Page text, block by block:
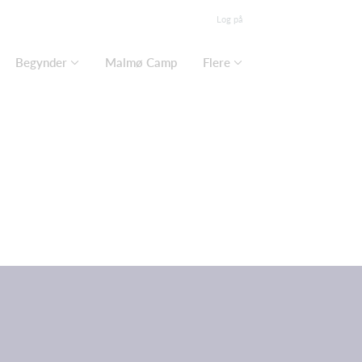
Log på
Begynder Malmø Camp Flere